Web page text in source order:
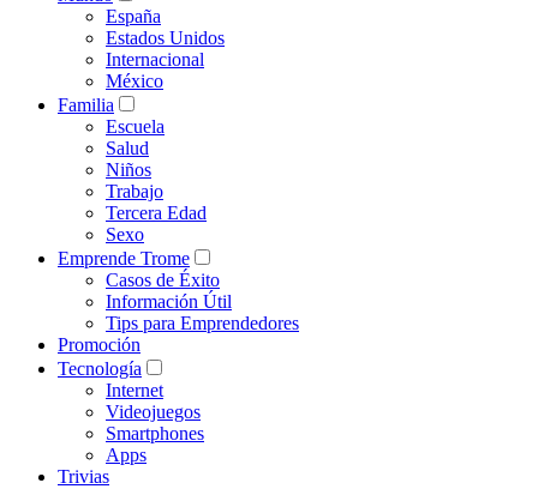
España
Estados Unidos
Internacional
México
Familia
Escuela
Salud
Niños
Trabajo
Tercera Edad
Sexo
Emprende Trome
Casos de Éxito
Información Útil
Tips para Emprendedores
Promoción
Tecnología
Internet
Videojuegos
Smartphones
Apps
Trivias